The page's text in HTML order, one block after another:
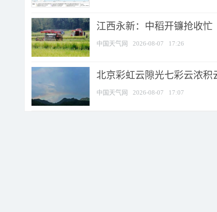
江西永新：中稻开镰抢收忙
中国天气网 2026-08-07 17:26
北京彩虹云隙光七彩云浓积
中国天气网 2026-08-07 17:07